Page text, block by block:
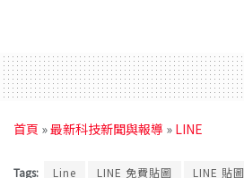
首頁 »最新科技新聞與報導 » LINE
Tags: Line LINE 免費貼圖 LINE 貼圖